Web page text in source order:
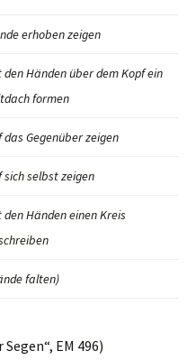
erhoben zeigen
den Händen über dem Kopf ein
formen
das Gegenüber zeigen
sich selbst zeigen
den Händen einen Kreis
falten)
EM 496)